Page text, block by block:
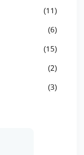
(11)
(6)
(15)
(2)
(3)